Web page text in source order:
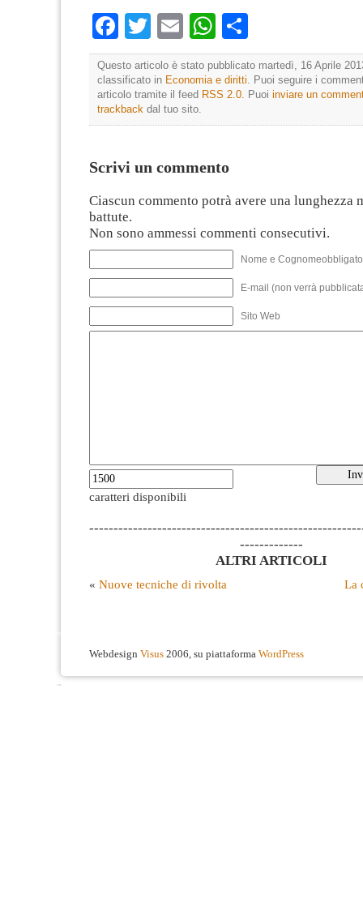
Facebook
TwitterEmailWhatsApp
Questo articolo è stato pubblicato martedì, 16 Aprile
classificato in Economia e diritti . Puoi seguire i
articolo tramite il feed RSS 2.0 . Puoi inviare un
trackback dal tuo sito.
Scrivi un commento
Ciascun commento potrà avere una lunghezza
battute.
Non sono ammessi commenti consecutivi.
Nome e
E-mail (non verrà
Sito Web
caratteri disponibili
-------------
ALTRI ARTICOLI
« Nuove tecniche di rivolta La
Webdesign Visus 2006, su piattaforma WordPress